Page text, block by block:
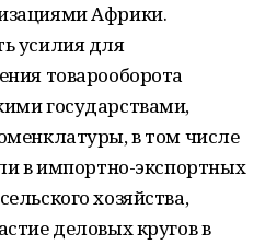
Африки.
усилия для
товарооборота
государствами,
в том числе
в импортно-экспортных
хозяйства,
деловых кругов в